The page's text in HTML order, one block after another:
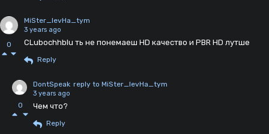
0
MiSter_levHa_tym
3 years ago
CLubochhblu ть не понемаеш HD качество и PBR HD лутше
Reply
0
DontSpeak reply to MiSter_levHa_tym
3 years ago
Чем что?
Reply